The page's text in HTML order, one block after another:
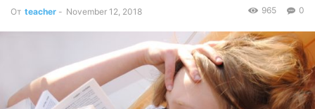
От teacher - November 12, 2018 0
965